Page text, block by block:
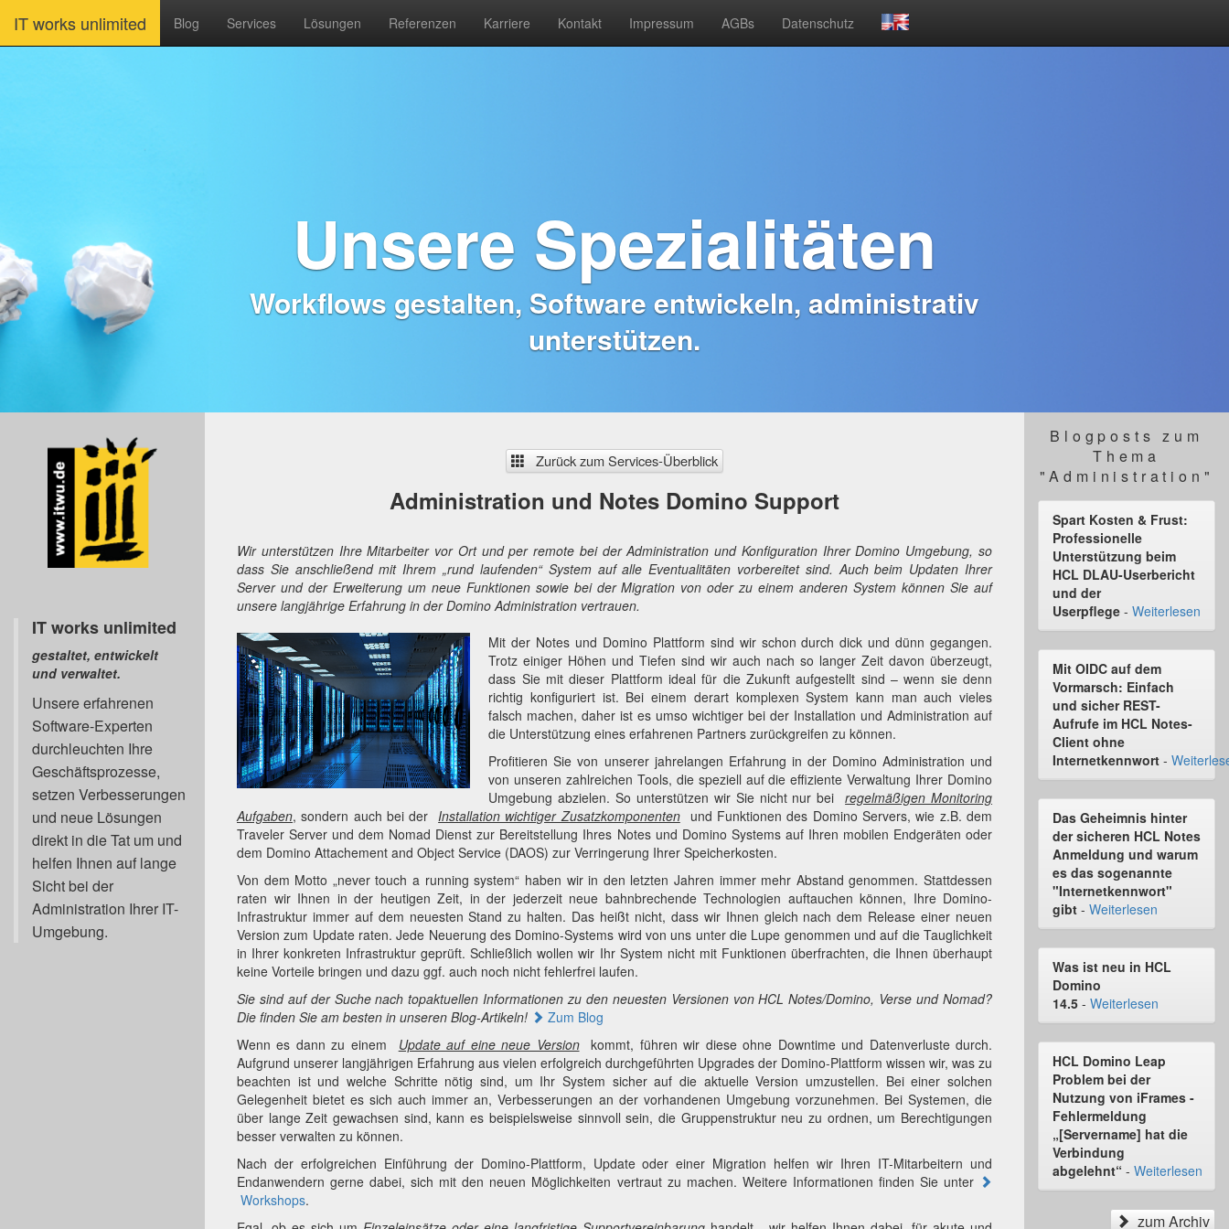
IT works unlimited Blog Services Lösungen Referenzen Karriere Kontakt Impressum AGBs Datenschutz
Unsere Spezialitäten
Workflows gestalten, Software entwickeln, administrativ
unterstützen.
IT works unlimited
gestaltet, entwickelt
und verwaltet.
Unsere erfahrenen
Software-Experten
durchleuchten Ihre
Geschäftsprozesse,
setzen Verbesserungen
und neue Lösungen
direkt in die Tat um und
helfen Ihnen auf lange
Sicht bei der
Administration Ihrer IT-
Umgebung.
Zurück zum Services-Überblick
Administration und Notes Domino Support
Wir unterstützen Ihre Mitarbeiter vor Ort und per remote bei der Administration und Konfiguration Ihrer Domino Umgebung, so
dass Sie anschließend mit Ihrem „rund laufenden“ System auf alle Eventualitäten vorbereitet sind. Auch beim Updaten Ihrer
Server und der Erweiterung um neue Funktionen sowie bei der Migration von oder zu einem anderen System können Sie auf
unsere langjährige Erfahrung in der Domino Administration vertrauen.
Mit der Notes und Domino Plattform sind wir schon durch dick und dünn gegangen.
Trotz einiger Höhen und Tiefen sind wir auch nach so langer Zeit davon überzeugt,
dass Sie mit dieser Plattform ideal für die Zukunft aufgestellt sind – wenn sie denn
richtig konfiguriert ist. Bei einem derart komplexen System kann man auch vieles
falsch machen, daher ist es umso wichtiger bei der Installation und Administration auf
die Unterstützung eines erfahrenen Partners zurückgreifen zu können.
Profitieren Sie von unserer jahrelangen Erfahrung in der Domino Administration und
von unseren zahlreichen Tools, die speziell auf die effiziente Verwaltung Ihrer Domino
Umgebung abzielen. So unterstützen wir Sie nicht nur beiregelmäßigen Monitoring
Aufgaben, sondern auch bei derInstallation wichtiger Zusatzkomponentenund Funktionen des Domino Servers, wie z.B. dem
Traveler Server und dem Nomad Dienst zur Bereitstellung Ihres Notes und Domino Systems auf Ihren mobilen Endgeräten oder
dem Domino Attachement and Object Service (DAOS) zur Verringerung Ihrer Speicherkosten.
Von dem Motto „never touch a running system“ haben wir in den letzten Jahren immer mehr Abstand genommen. Stattdessen
raten wir Ihnen in der heutigen Zeit, in der jederzeit neue bahnbrechende Technologien auftauchen können, Ihre Domino-
Infrastruktur immer auf dem neuesten Stand zu halten. Das heißt nicht, dass wir Ihnen gleich nach dem Release einer neuen
Version zum Update raten. Jede Neuerung des Domino-Systems wird von uns unter die Lupe genommen und auf die Tauglichkeit
in Ihrer konkreten Infrastruktur geprüft. Schließlich wollen wir Ihr System nicht mit Funktionen überfrachten, die Ihnen überhaupt
keine Vorteile bringen und dazu ggf. auch noch nicht fehlerfrei laufen.
Sie sind auf der Suche nach topaktuellen Informationen zu den neuesten Versionen von HCL Notes/Domino, Verse und Nomad?
Die finden Sie am besten in unseren Blog-Artikeln!
Zum Blog
Wenn es dann zu einem Update auf eine neue Versionkommt, führen wir diese ohne Downtime und Datenverluste durch.
Aufgrund unserer langjährigen Erfahrung aus vielen erfolgreich durchgeführten Upgrades der Domino-Plattform wissen wir, was zu
beachten ist und welche Schritte nötig sind, um Ihr System sicher auf die aktuelle Version umzustellen. Bei einer solchen
Gelegenheit bietet es sich auch immer an, Verbesserungen an der vorhandenen Umgebung vorzunehmen. Bei Systemen, die
über lange Zeit gewachsen sind, kann es beispielsweise sinnvoll sein, die Gruppenstruktur neu zu ordnen, um Berechtigungen
besser verwalten zu können.
Nach der erfolgreichen Einführung der Domino-Plattform, Update oder einer Migration helfen wir Ihren IT-Mitarbeitern und
Endanwendern gerne dabei, sich mit den neuen Möglichkeiten vertraut zu machen. Weitere Informationen finden Sie unter
Workshops.
Blogposts zum
Thema
"Administration"
Spart Kosten & Frust:
Professionelle
Unterstützung beim
HCL DLAU-Userbericht
und der
Userpflege - Weiterlesen
Mit OIDC auf dem
Vormarsch: Einfach
und sicher REST-
Aufrufe im HCL Notes-
Client ohne
Internetkennwort -
Das Geheimnis hinter
der sicheren HCL Notes
Anmeldung und warum
es das sogenannte
"Internetkennwort"
gibt - Weiterlesen
Was ist neu in HCL
Domino
14.5 - Weiterlesen
HCL Domino Leap
Problem bei der
Nutzung von iFrames -
Fehlermeldung
„[Servername] hat die
Verbindung
abgelehnt“ - Weiterlesen
zum Archiv